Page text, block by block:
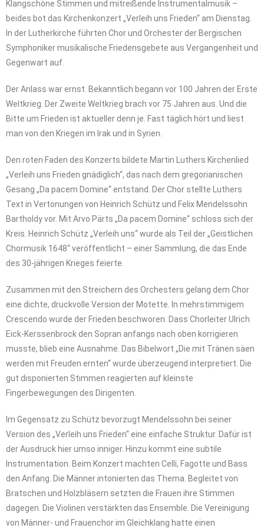
Klangschöne Stimmen und mitreißende Instrumentalmusik –
beides bot das Kirchenkonzert „Verleih uns Frieden“ am Dienstag.
In der Lutherkirche führten Chor und Orchester der Bergischen
Symphoniker musikalische Friedensgebete aus Vergangenheit und
Gegenwart auf.
Der Anlass war ernst. Bekanntlich begann vor 100 Jahren der Erste
Weltkrieg. Der Zweite Weltkrieg brach vor 75 Jahren aus. Und die
Bitte um Frieden ist aktueller denn je. Fast täglich hört und liest
man von den Kriegen im Irak und in Syrien.
Den roten Faden des Konzerts bildete Martin Luthers Kirchenlied
„Verleih uns Frieden gnädiglich“, das nach dem gregorianischen
Gesang „Da pacem Domine“ entstand. Der Chor stellte Luthers
Text in Vertonungen von Heinrich Schütz und Felix Mendelssohn
Bartholdy vor. Mit Arvo Pärts „Da pacem Domine“ schloss sich der
Kreis. Heinrich Schütz „Verleih uns“ wurde als Teil der „Geistlichen
Chormusik 1648“ veröffentlicht – einer Sammlung, die das Ende
des 30-jährigen Krieges feierte.
Zusammen mit den Streichern des Orchesters gelang dem Chor
eine dichte, druckvolle Version der Motette. In mehrstimmigem
Crescendo wurde der Frieden beschworen. Dass Chorleiter Ulrich
Eick-Kerssenbrock den Sopran anfangs nach oben korrigieren
musste, blieb eine Ausnahme. Das Bibelwort „Die mit Tränen säen
werden mit Freuden ernten“ wurde überzeugend interpretiert. Die
gut disponierten Stimmen reagierten auf kleinste
Fingerbewegungen des Dirigenten.
Im Gegensatz zu Schütz bevorzugt Mendelssohn bei seiner
Version des „Verleih uns Frieden“ eine einfache Struktur. Dafür ist
der Ausdruck hier umso inniger. Hinzu kommt eine subtile
Instrumentation. Beim Konzert machten Celli, Fagotte und Bass
den Anfang. Die Männer intonierten das Thema. Begleitet von
Bratschen und Holzbläsern setzten die Frauen ihre Stimmen
dagegen. Die Violinen verstärkten das Ensemble. Die Vereinigung
von Männer- und Frauenchor im Gleichklang hatte einen